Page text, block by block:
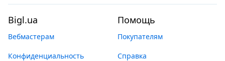
Bigl.ua
Вебмастерам
Конфиденциальность
Помощь
Покупателям
Справка